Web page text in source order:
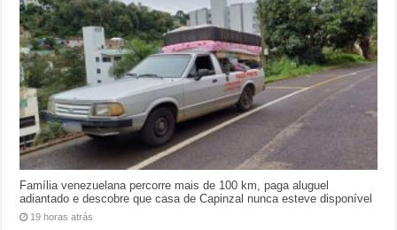
Família venezuelana percorre mais de 100 km, paga aluguel
adiantado e descobre que casa de Capinzal nunca esteve disponível
19 horas atrás